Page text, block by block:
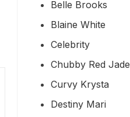
Belle Brooks
Blaine White
Celebrity
Chubby Red Jade
Curvy Krysta
Destiny Mari